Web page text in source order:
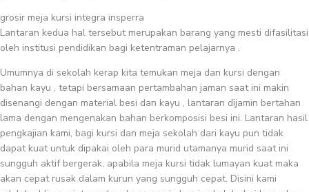
grosir meja kursi integra insperra
Lantaran kedua hal tersebut merupakan barang yang mesti difasilitasi
oleh institusi pendidikan bagi ketentraman pelajarnya .
Umumnya di sekolah kerap kita temukan meja dan kursi dengan
bahan kayu , tetapi bersamaan pertambahan jaman saat ini makin
disenangi dengan material besi dan kayu , lantaran dijamin bertahan
lama dengan mengenakan bahan berkomposisi besi ini. Lantaran hasil
pengkajian kami, bagi kursi dan meja sekolah dari kayu pun tidak
dapat kuat untuk dipakai oleh para murid utamanya murid saat ini
sungguh aktif bergerak, apabila meja kursi tidak lumayan kuat maka
akan cepat rusak dalam kurun yang sungguh cepat. Disini kami